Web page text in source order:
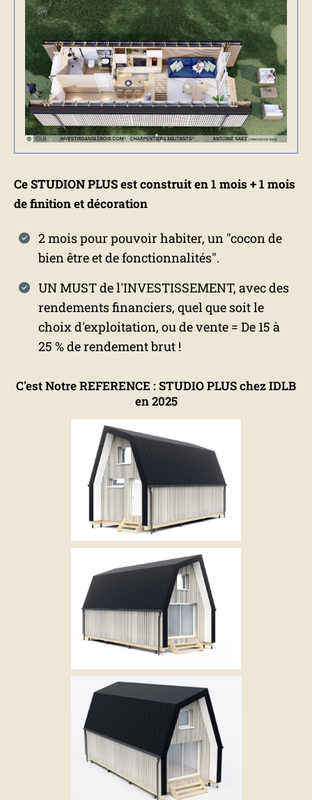
Ce STUDION PLUS est construit en 1 mois + 1 mois
de finition et décoration
2 mois pour pouvoir habiter, un "cocon de
bien être et de fonctionnalités".
UN MUST de l'INVESTISSEMENT, avec des
rendements financiers, quel que soit le
choix d'exploitation, ou de vente = De 15 à
25 % de rendement brut !
C'est Notre REFERENCE : STUDIO PLUS chez IDLB
en 2025